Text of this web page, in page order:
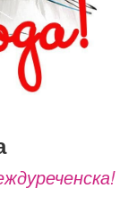
Погода